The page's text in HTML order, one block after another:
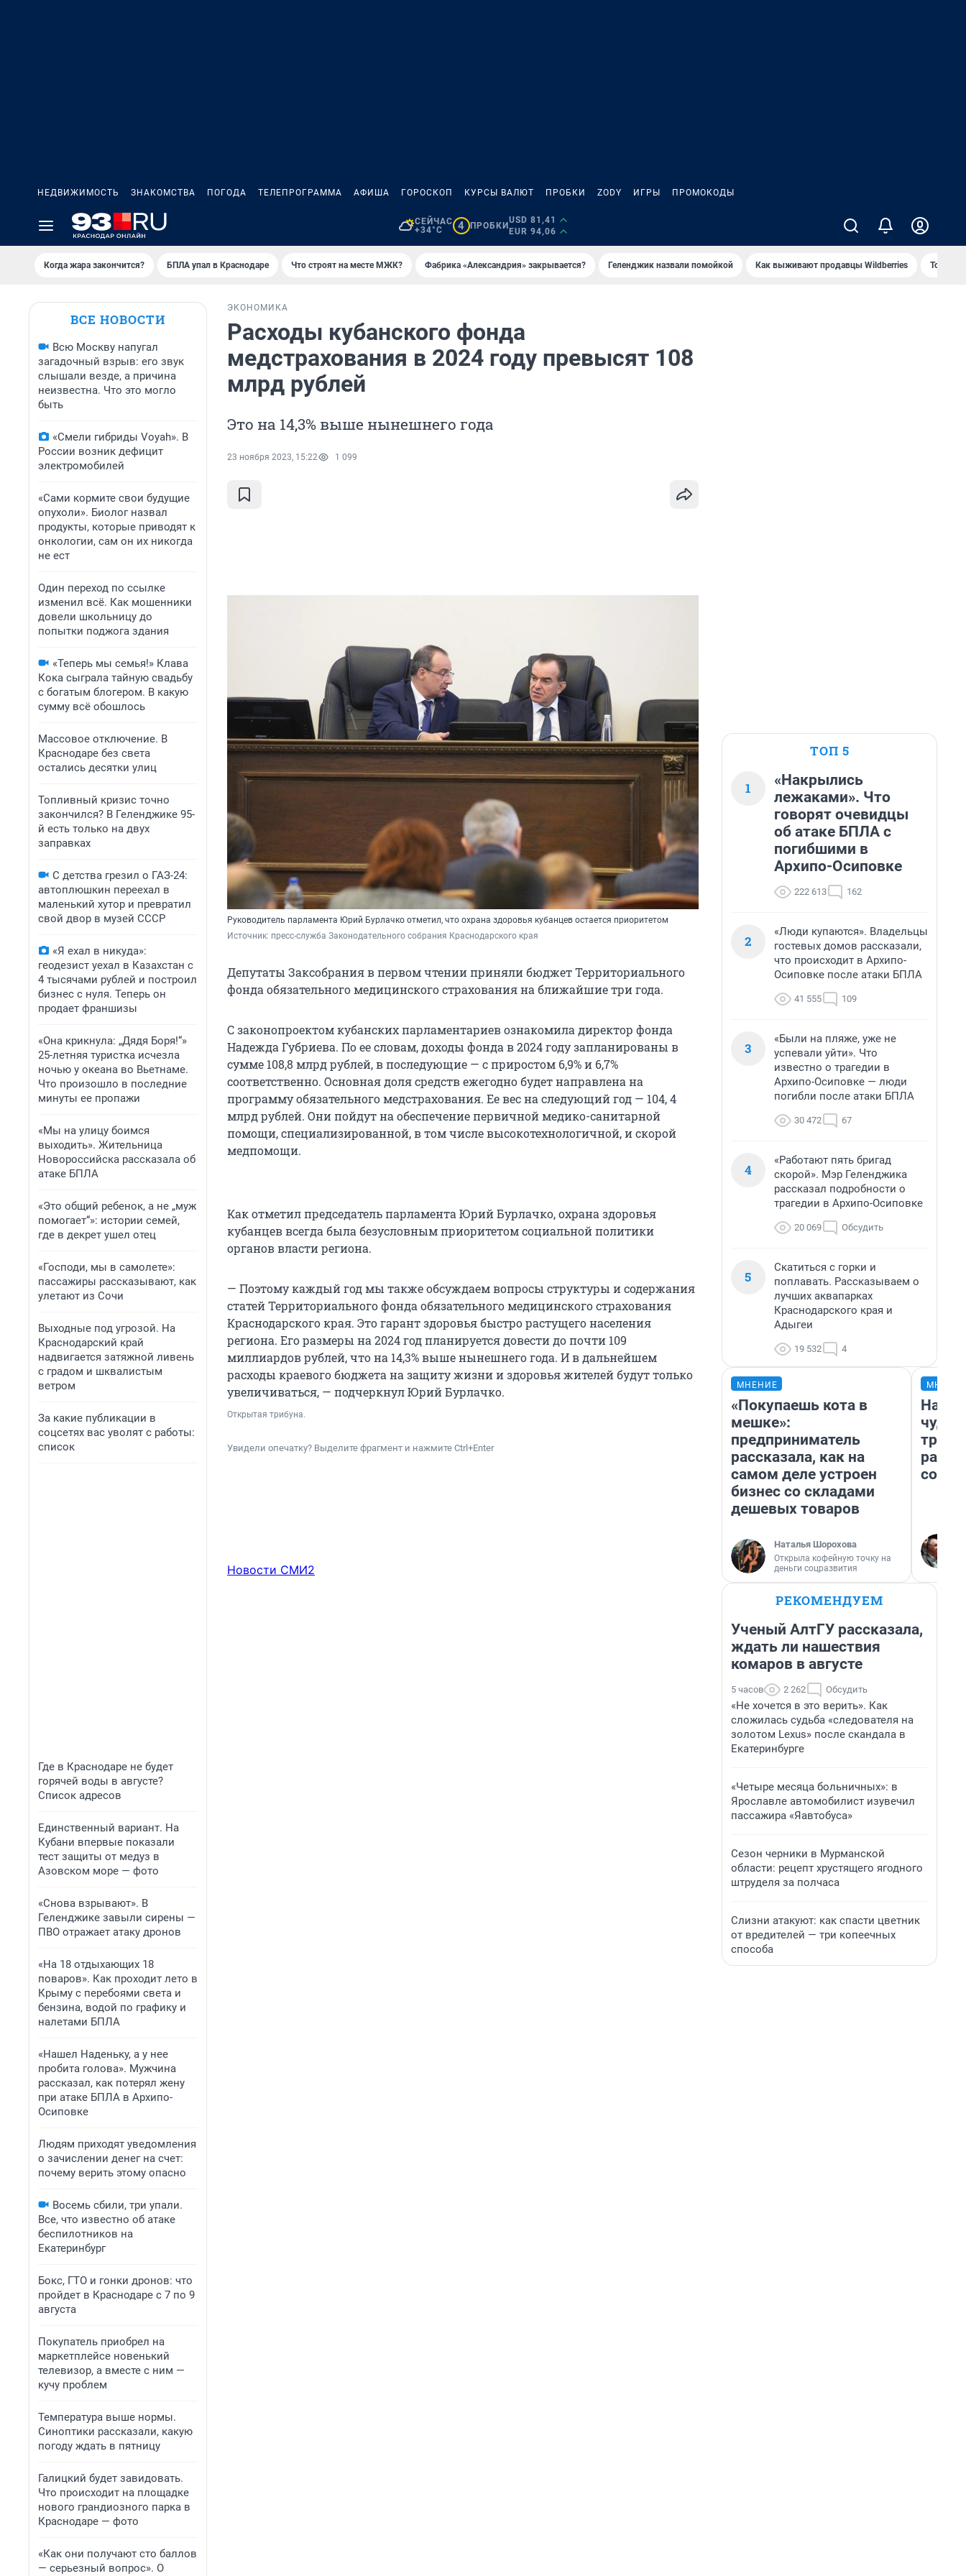
НЕДВИЖИМОСТЬ ЗНАКОМСТВА ПОГОДА ТЕЛЕПРОГРАММА АФИША ГОРОСКОП КУРСЫ ВАЛЮТ ПРОБКИ ZODY ИГРЫ ПРОМОКОДЫ
СЕЙЧАС
+34°C
4 ПРОБКИ
USD 81,41
EUR 94,06
Когда жара закончится? БПЛА упал в Краснодаре Что строят на месте МЖК? Фабрика «Александрия» закрывается? Геленджик назвали помойкой Как выживают продавцы Wildberries Топ
ВСЕ НОВОСТИ
Всю Москву напугал
загадочный взрыв: его звук
слышали везде, а причина
неизвестна. Что это могло
быть
«Смели гибриды Voyah». В
России возник дефицит
электромобилей
«Сами кормите свои будущие
опухоли». Биолог назвал
продукты, которые приводят к
онкологии, сам он их никогда
не ест
Один переход по ссылке
изменил всё. Как мошенники
довели школьницу до
попытки поджога здания
«Теперь мы семья!» Клава
Кока сыграла тайную свадьбу
с богатым блогером. В какую
сумму всё обошлось
Массовое отключение. В
Краснодаре без света
остались десятки улиц
Топливный кризис точно
закончился? В Геленджике 95-
й есть только на двух
заправках
С детства грезил о ГАЗ-24:
автоплюшкин переехал в
маленький хутор и превратил
свой двор в музей СССР
«Я ехал в никуда»:
геодезист уехал в Казахстан с
4 тысячами рублей и построил
бизнес с нуля. Теперь он
продает франшизы
«Она крикнула: „Дядя Боря!“»
25-летняя туристка исчезла
ночью у океана во Вьетнаме.
Что произошло в последние
минуты ее пропажи
«Мы на улицу боимся
выходить». Жительница
Новороссийска рассказала об
атаке БПЛА
«Это общий ребенок, а не „муж
помогает“»: истории семей,
где в декрет ушел отец
«Господи, мы в самолете»:
пассажиры рассказывают, как
улетают из Сочи
Выходные под угрозой. На
Краснодарский край
надвигается затяжной ливень
с градом и шквалистым
ветром
За какие публикации в
соцсетях вас уволят с работы:
список
Где в Краснодаре не будет
горячей воды в августе?
Список адресов
Единственный вариант. На
Кубани впервые показали
тест защиты от медуз в
Азовском море — фото
«Снова взрывают». В
Геленджике завыли сирены —
ПВО отражает атаку дронов
«На 18 отдыхающих 18
поваров». Как проходит лето в
Крыму с перебоями света и
бензина, водой по графику и
налетами БПЛА
«Нашел Наденьку, а у нее
пробита голова». Мужчина
рассказал, как потерял жену
при атаке БПЛА в Архипо-
Осиповке
Людям приходят уведомления
о зачислении денег на счет:
почему верить этому опасно
Восемь сбили, три упали.
Все, что известно об атаке
беспилотников на
Екатеринбург
Бокс, ГТО и гонки дронов: что
пройдет в Краснодаре с 7 по 9
августа
Покупатель приобрел на
маркетплейсе новенький
телевизор, а вместе с ним —
кучу проблем
Температура выше нормы.
Синоптики рассказали, какую
погоду ждать в пятницу
Галицкий будет завидовать.
Что происходит на площадке
нового грандиозного парка в
Краснодаре — фото
«Как они получают сто баллов
— серьезный вопрос». О
ЭКОНОМИКА
Расходы кубанского фонда
медстрахования в 2024 году превысят 108
млрд рублей
Это на 14,3% выше нынешнего года
23 ноября 2023, 15:22 1 099
Руководитель парламента Юрий Бурлачко отметил, что охрана здоровья кубанцев остается приоритетом
Источник: пресс-служба Законодательного собрания Краснодарского края
Депутаты Заксобрания в первом чтении приняли бюджет Территориального
фонда обязательного медицинского страхования на ближайшие три года.
С законопроектом кубанских парламентариев ознакомила директор фонда
Надежда Губриева. По ее словам, доходы фонда в 2024 году запланированы в
сумме 108,8 млрд рублей, в последующие — с приростом 6,9% и 6,7%
соответственно. Основная доля средств ежегодно будет направлена на
программу обязательного медстрахования. Ее вес на следующий год — 104, 4
млрд рублей. Они пойдут на обеспечение первичной медико-санитарной
помощи, специализированной, в том числе высокотехнологичной, и скорой
медпомощи.
Как отметил председатель парламента Юрий Бурлачко, охрана здоровья
кубанцев всегда была безусловным приоритетом социальной политики
органов власти региона.
— Поэтому каждый год мы также обсуждаем вопросы структуры и содержания
статей Территориального фонда обязательного медицинского страхования
Краснодарского края. Это гарант здоровья быстро растущего населения
региона. Его размеры на 2024 год планируется довести до почти 109
миллиардов рублей, что на 14,3% выше нынешнего года. И в дальнейшем
расходы краевого бюджета на защиту жизни и здоровья жителей будут только
увеличиваться, — подчеркнул Юрий Бурлачко.
Открытая трибуна.
Увидели опечатку? Выделите фрагмент и нажмите Ctrl+Enter
Новости СМИ2
ТОП 5
1
«Накрылись
лежаками». Что
говорят очевидцы
об атаке БПЛА с
погибшими в
Архипо-Осиповке
222 613 162
2
«Люди купаются». Владельцы
гостевых домов рассказали,
что происходит в Архипо-
Осиповке после атаки БПЛА
41 555 109
3
«Были на пляже, уже не
успевали уйти». Что
известно о трагедии в
Архипо-Осиповке — люди
погибли после атаки БПЛА
30 472 67
4
«Работают пять бригад
скорой». Мэр Геленджика
рассказал подробности о
трагедии в Архипо-Осиповке
20 069 Обсудить
5
Скатиться с горки и
поплавать. Рассказываем о
лучших аквапарках
Краснодарского края и
Адыгеи
19 532 4
МНЕНИЕ
«Покупаешь кота в
мешке»:
предприниматель
рассказала, как на
самом деле устроен
бизнес со складами
дешевых товаров
Наталья Шорохова
Открыла кофейную точку на
деньги соцразвития
РЕКОМЕНДУЕМ
Ученый АлтГУ рассказала,
ждать ли нашествия
комаров в августе
5 часов 2 262 Обсудить
«Не хочется в это верить». Как
сложилась судьба «следователя на
золотом Lexus» после скандала в
Екатеринбурге
«Четыре месяца больничных»: в
Ярославле автомобилист изувечил
пассажира «Яавтобуса»
Сезон черники в Мурманской
области: рецепт хрустящего ягодного
штруделя за полчаса
Слизни атакуют: как спасти цветник
от вредителей — три копеечных
способа